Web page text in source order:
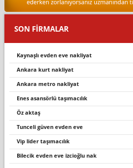
SON FİRMALAR
kaynaşli evden eve nakli̇yat
ankara kurt nakliyat
ankara metro nakliyat
enes asansörlü taşımacılık
öz aktaş
tunceli güven evden eve
vi̇p li̇der taşimacilik
bilecik evden eve izcioğlu nak